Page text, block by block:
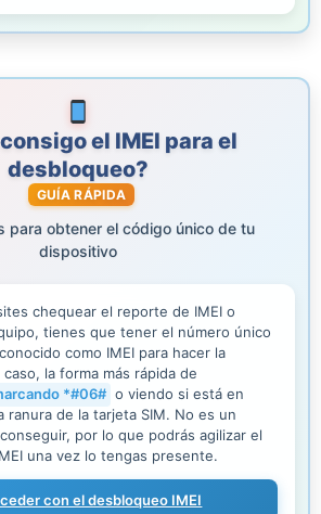
el IMEI para el
desbloqueo?
GUÍA RÁPIDA
para obtener el código único de tu
dispositivo
chequear el reporte de IMEI o
tienes que tener el número único
como IMEI para hacer la
la forma más rápida de
*#06# o viendo si está en
ranura de la tarjeta SIM. No es un
por lo que podrás agilizar el
una vez lo tengas presente.
con el desbloqueo IMEI